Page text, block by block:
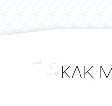
КАК